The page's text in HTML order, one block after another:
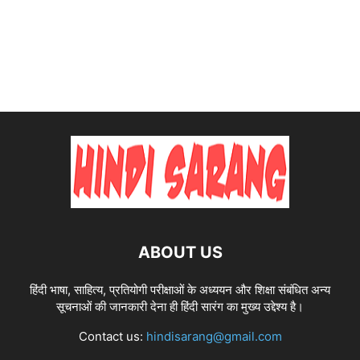
ABOUT US
हिंदी भाषा, साहित्य, प्रतियोगी परीक्षाओं के अध्ययन और शिक्षा संबंधित अन्य
सूचनाओं की जानकारी देना ही हिंदी सारंग का मुख्य उद्देश्य है।
Contact us: hindisarang@gmail.com